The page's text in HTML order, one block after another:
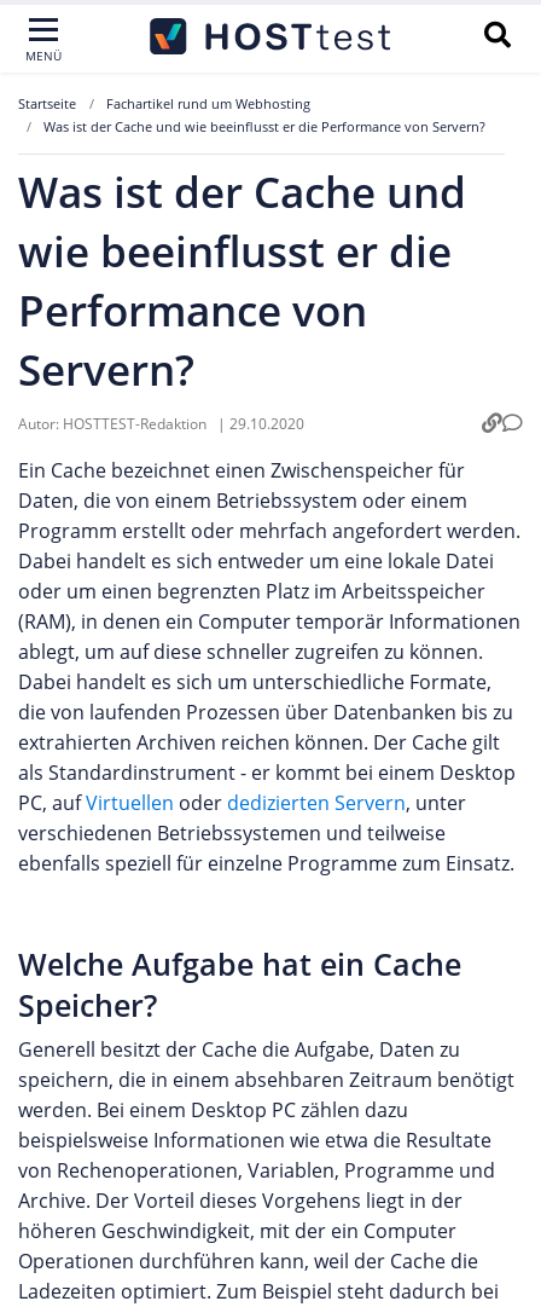
MENÜ
Startseite
Fachartikel rund um Webhosting
Was ist der Cache und wie beeinflusst er die Performance von Servern?
Was ist der Cache und
wie beeinflusst er die
Performance von
Servern?
Autor: HOSTTEST-Redaktion | 29.10.2020
Ein Cache bezeichnet einen Zwischenspeicher für
Daten, die von einem Betriebssystem oder einem
Programm erstellt oder mehrfach angefordert werden.
Dabei handelt es sich entweder um eine lokale Datei
oder um einen begrenzten Platz im Arbeitsspeicher
(RAM), in denen ein Computer temporär Informationen
ablegt, um auf diese schneller zugreifen zu können.
Dabei handelt es sich um unterschiedliche Formate,
die von laufenden Prozessen über Datenbanken bis zu
extrahierten Archiven reichen können. Der Cache gilt
als Standardinstrument - er kommt bei einem Desktop
PC, aufVirtuellen oder dedizierten Servern, unter
verschiedenen Betriebssystemen und teilweise
ebenfalls speziell für einzelne Programme zum Einsatz.
Welche Aufgabe hat ein Cache
Speicher?
Generell besitzt der Cache die Aufgabe, Daten zu
speichern, die in einem absehbaren Zeitraum benötigt
werden. Bei einem Desktop PC zählen dazu
beispielsweise Informationen wie etwa die Resultate
von Rechenoperationen, Variablen, Programme und
Archive. Der Vorteil dieses Vorgehens liegt in der
höheren Geschwindigkeit, mit der ein Computer
Operationen durchführen kann, weil der Cache die
Ladezeiten optimiert. Zum Beispiel steht dadurch bei